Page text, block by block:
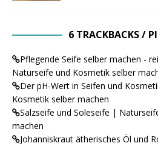
6 TRACKBACKS /
Pflegende Seife selber machen -
Naturseife und Kosmetik selber
Der pH-Wert in Seifen und
Kosmetik selber machen
Salzseife und Soleseife |
machen
Johanniskraut ätherisches Öl und